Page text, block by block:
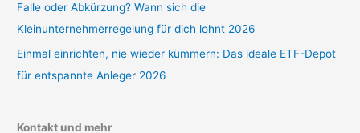
Falle oder Abkürzung? Wann sich die
Kleinunternehmerregelung für dich lohnt 2026
Einmal einrichten, nie wieder kümmern: Das ideale ETF-Depot
für entspannte Anleger 2026
Kontakt und mehr